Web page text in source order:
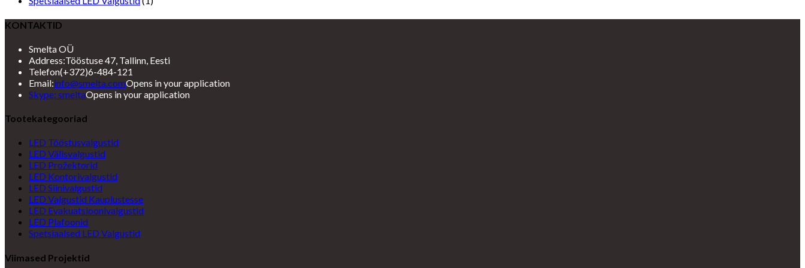
KONTAKTID
Smelta OÜ
Address:Tööstuse 47, Tallinn, Eesti
Telefon(+372)6-484-121
Email:info@smelta.comOpens in your application
Skype: smeltaOpens in your application
Tootekategooriad
LED Tööstusvalgustid
LED Välisvalgustid
LED Prožektorid
LED Kontorivalgustid
LED Siinivalgustid
LED Valgustid Kauplustesse
LED Evakuatsioonivalgustid
LED Plafoonid
Spetsiaalsed LED Valgustid
Viimased Projektid